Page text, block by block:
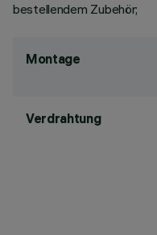
bestellendem Zubehör;
Montage
Verdrahtung